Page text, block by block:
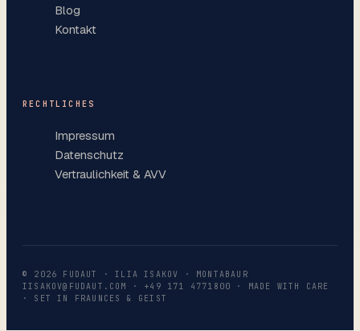
Blog
Kontakt
RECHTLICHES
Impressum
Datenschutz
Vertraulichkeit & AVV
© 2026 FUDAUT · ILIA ISAKOV · MONTABAUR
IISAKOV@FUDAUT.COM
· +49 171 4771800
· MADE WITH CARE
· SET IN FRAUNCES & GEIST